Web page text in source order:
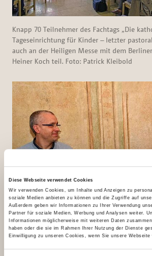
Diese Webseite verwendet Cookies
Wir verwenden Cookies, um Inhalte und Anzeigen zu
soziale Medien anbieten zu können und die Zugriffe auf
Außerdem geben wir Informationen zu Ihrer Verwendung
Partner für soziale Medien, Werbung und Analysen weiter.
Informationen möglicherweise mit weiteren Daten
haben oder die sie im Rahmen Ihrer Nutzung der Dienste
Einwilligung zu unseren Cookies, wenn Sie unsere Webseite
Knapp 70 Teilnehmer des Fachtags „Die
Tageseinrichtung für Kinder – letzter
auch an der Heiligen Messe mit dem
Heiner Koch teil. Foto: Patrick Kleibold
Musikalisch umrahmt wurde der Fachtag
Kiessig von der Manege in Berlin. Foto: